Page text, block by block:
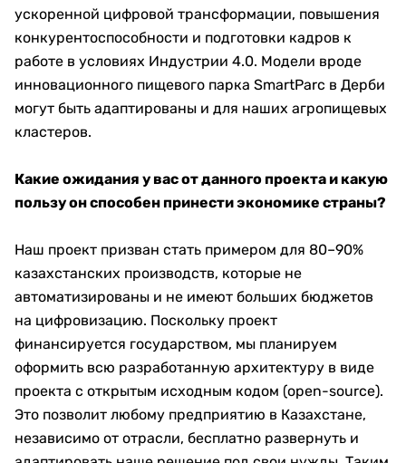
ускоренной цифровой трансформации, повышения
конкурентоспособности и подготовки кадров к
работе в условиях Индустрии 4.0. Модели вроде
инновационного пищевого парка SmartParc в Дерби
могут быть адаптированы и для наших агропищевых
кластеров.
Какие ожидания у вас от данного проекта и какую
пользу он способен принести экономике страны?
Наш проект призван стать примером для 80–90%
казахстанских производств, которые не
автоматизированы и не имеют больших бюджетов
на цифровизацию. Поскольку проект
финансируется государством, мы планируем
оформить всю разработанную архитектуру в виде
проекта с открытым исходным кодом (open-source).
Это позволит любому предприятию в Казахстане,
независимо от отрасли, бесплатно развернуть и